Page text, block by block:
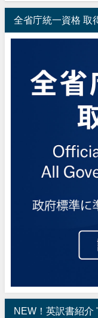
全省庁統一資格 取
NEW！英訳書紹介